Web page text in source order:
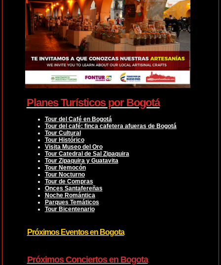
Planes Turísticos por Bogotá
Tour del Café en Bogotá
Tour del café: finca cafetera afueras de Bogotá
Tour Cultural
Tour Histórico
Visita Museo del Oro
Tour Catedral de Sal Zipaquira
Tour Zipaquira y Guatavita
Tour Nemocón
Tour Nocturno
Tour de Compras
Onces Santafereñas
Noche Romántica
Parques Temáticos
Tour Bicentenario
Próximos Eventos en Bogota
Próximos Conciertos en Bogota